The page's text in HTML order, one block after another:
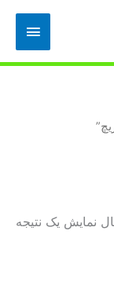
اصلی
نمایش یک نتیجه